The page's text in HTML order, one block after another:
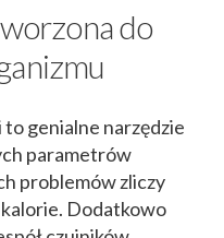
do
genialne narzędzie
parametrów
problemów zliczy
Dodatkowo